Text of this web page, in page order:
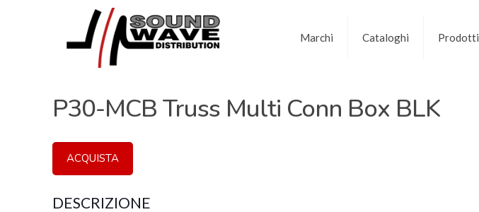
Marchi Cataloghi Prodotti
P30-MCB Truss Multi Conn Box BLK
ACQUISTA
DESCRIZIONE